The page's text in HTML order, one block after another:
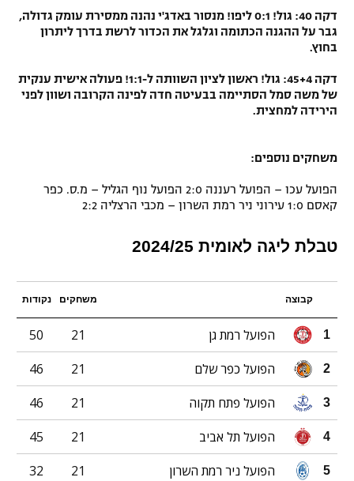
דקה 40: גול! 0:1 ליפו! מנסור באדג'י נהנה ממסירת עומק גדולה,
גבר על ההגנה הכתומה וגלגל את הכדור לרשת בדרך ליתרון
בחוץ.
דקה 45+4: גול! ראשון לציון השוותה ל-1:1! פעולה אישית ענקית
של משה סמל הסתיימה בבעיטה חדה לפינה הקרובה ושוון לפני
הירידה למחצית.
משחקים נוספים:
הפועל עכו – הפועל רעננה 2:0 הפועל נוף הגליל – מ.ס. כפר
קאסם 1:0 עירוני ניר רמת השרון – מכבי הרצליה 2:2
טבלת ליגה לאומית 2024/25
קבוצה משחקים נקודות
1 הפועל רמת גן 21
50
2 הפועל כפר שלם 21
46
3 הפועל פתח תקוה 21
46
4 הפועל תל אביב 21
45
5 הפועל ניר רמת השרון 21
32